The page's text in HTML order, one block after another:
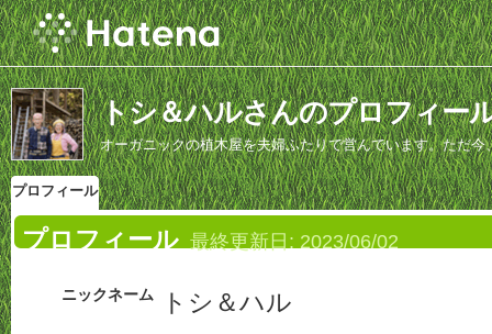
トシ＆ハルさんのプロフィー
オーガニックの植木屋を夫婦ふたりで営んでいます。ただ
プロフィール
プロフィール 最終更新日: 2023/06/02
ニックネーム トシ＆ハル